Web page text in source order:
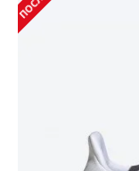
любой девушки
кроссовок,
кроссовок у
пополнения